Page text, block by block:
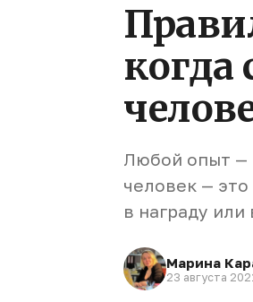
когда
Любой опыт —
человек —
в награду или
Марина
23 августа